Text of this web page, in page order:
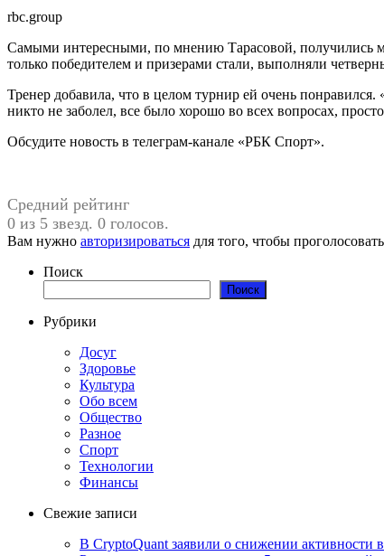
rbc.group
Самыми интересными, по мнению Тарасовой, получились
только победителем и призерами стали, выполняли
Тренер добавила, что в целом турнир ей очень
никто не заболел, все было хорошо во всех вопросах,
Обсудите новость в телеграм-канале «РБК Спорт».
Средний рейтинг
0 из 5 звезд. 0 голосов.
Вам нужно авторизироваться для того, чтобы
Поиск
Поиск
Рубрики
Досуг
Здоровье
Культура
Обо всем
Общество
Разное
Спорт
Технологии
Финансы
Свежие записи
В CryptoQuant заявили о снижении активности